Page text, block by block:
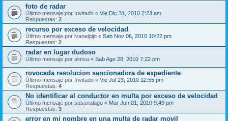
foto de radar
Último mensaje por Invitado « Vie Dic 31, 2010 2:23 am
Respuestas: 2
recurso por exceso de velocidad
Último mensaje por ivanelpijo « Sab Nov 06, 2010 10:22 pm
Respuestas: 2
radar en lugar dudoso
Último mensaje por aimsa « Sab Ago 28, 2010 7:22 pm
rovocada resolucion sancionadora de expediente
Último mensaje por Invitado « Vie Jul 23, 2010 12:55 pm
Respuestas: 4
No identificar al conductor en multa por exceso de velocidad
Último mensaje por susanalago « Mar Jun 01, 2010 9:49 pm
Respuestas: 3
error en mi nombre en una multa de radar movil